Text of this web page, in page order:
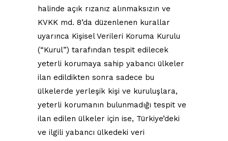
halinde açık rızanız alınmaksızın ve
KVKK md. 8’da düzenlenen kurallar
uyarınca Kişisel Verileri Koruma Kurulu
(“Kurul”) tarafından tespit edilecek
yeterli korumaya sahip yabancı ülkeler
ilan edildikten sonra sadece bu
ülkelerde yerleşik kişi ve kuruluşlara,
yeterli korumanın bulunmadığı tespit ve
ilan edilen ülkeler için ise, Türkiye’deki
ve ilgili yabancı ülkedeki veri